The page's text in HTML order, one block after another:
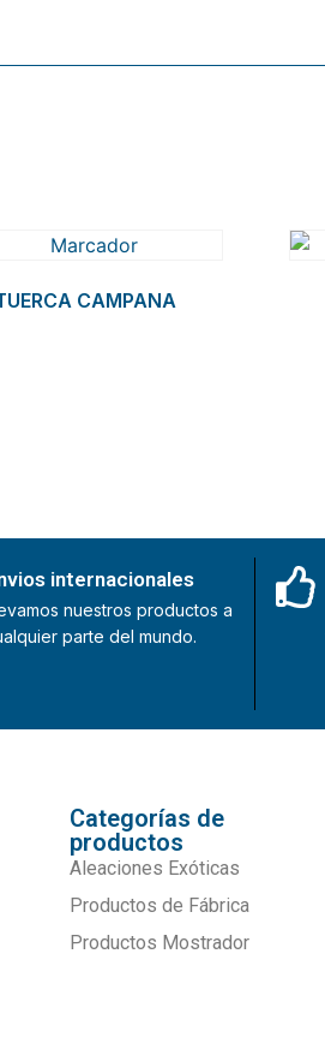
CAMPANA
internacionales
nuestros productos a
parte del mundo.
Categorías de
productos
Aleaciones Exóticas
Productos de Fábrica
Productos Mostrador